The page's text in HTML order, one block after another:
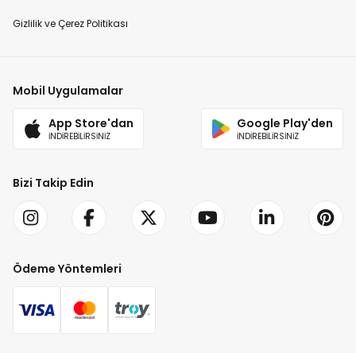
Gizlilik ve Çerez Politikası
Mobil Uygulamalar
App Store'dan
İNDİREBİLİRSİNİZ
Google Play'den
İNDİREBİLİRSİNİZ
Bizi Takip Edin
Ödeme Yöntemleri